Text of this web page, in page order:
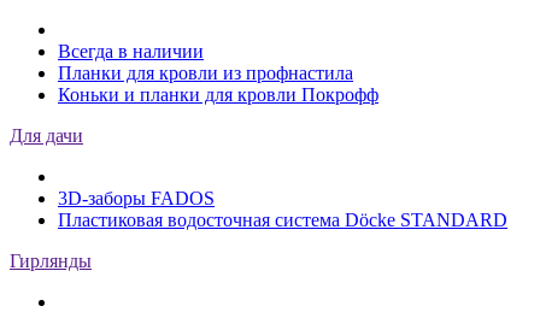
Всегда в наличии
Планки для кровли из профнастила
Коньки и планки для кровли Покрофф
Для дачи
3D-заборы FADOS
Пластиковая водосточная система Döcke STANDARD
Гирлянды